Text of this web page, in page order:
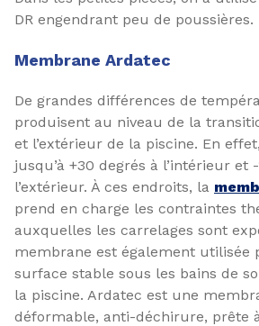
DR engendrant peu de poussières.
Membrane Ardatec
De grandes différences de
produisent au niveau de la
et l’extérieur de la piscine. En
jusqu’à +30 degrés à l’intérieur et
l’extérieur. À ces endroits, la
prend en charge les contraintes
auxquelles les carrelages sont
membrane est également utilisée
surface stable sous les bains de
la piscine. Ardatec est une
déformable, anti-déchirure, prête